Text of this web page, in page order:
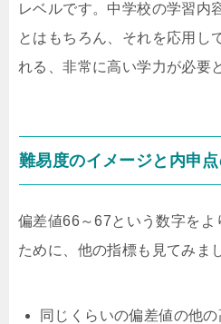
レベルです。中学校の学習内
とはもちろん、それを応用し
れる、非常に高い学力が必要
難易度のイメージと内申
偏差値66～67という数字をよ
ために、他の指標も見てみま
同じくらいの偏差値の他の